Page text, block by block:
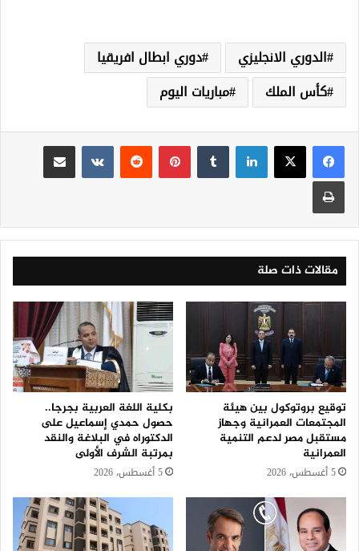
الدوري الانجليزي
دوري ابطال افريقيا
كأس الملك
مباريات اليوم
لينكدإن بينتيريست
مقالات ذات صلة
توقيع بروتوكول بين هيئة
المجتمعات العمرانية وجهاز
مستقبل مصر لدعم التنمية
العمرانية
5 أغسطس، 2026
بكلية اللغة العربية بجرجا..
حصول حمدي إسماعيل على
الدكتوراه في البلاغة والنقد
بمرتبة الشرف الأولى
5 أغسطس، 2026